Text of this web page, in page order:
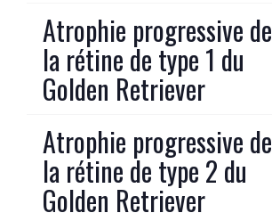
Atrophie progressive de
la rétine de type 1 du
Golden Retriever
Atrophie progressive de
la rétine de type 2 du
Golden Retriever